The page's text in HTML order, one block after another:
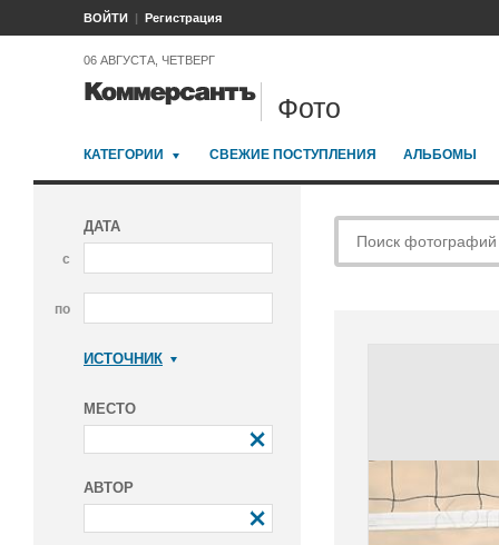
ВОЙТИ Регистрация
06 АВГУСТА, ЧЕТВЕРГ
Фото
КАТЕГОРИИ СВЕЖИЕ ПОСТУПЛЕНИЯ АЛЬБОМЫ
ДАТА
с
по
ИСТОЧНИК
МЕСТО
АВТОР